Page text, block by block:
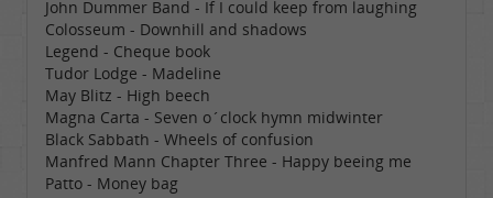
John Dummer Band - If I could keep from laughing
Colosseum - Downhill and shadows
Legend - Cheque book
Tudor Lodge - Madeline
May Blitz - High beech
Magna Carta - Seven o´clock hymn midwinter
Black Sabbath - Wheels of confusion
Manfred Mann Chapter Three - Happy beeing me
Patto - Money bag